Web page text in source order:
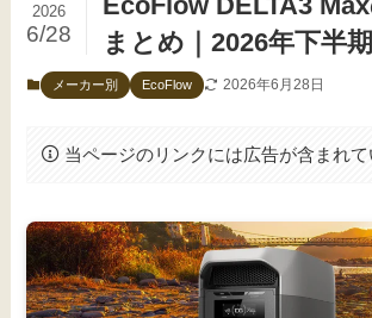
まとめ｜2026年下半
2026
6/28
メーカー別 EcoFlow 2026年6月28日
当ページのリンクには広告が含まれて